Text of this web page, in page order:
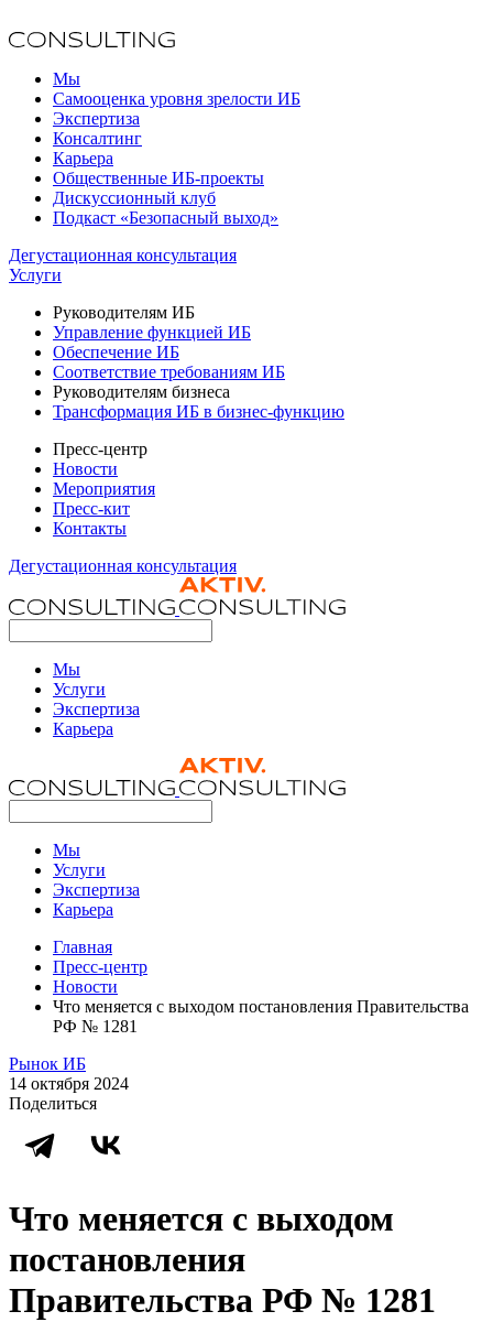
Мы
Самооценка уровня зрелости ИБ
Экспертиза
Консалтинг
Карьера
Общественные ИБ-проекты
Дискуссионный клуб
Подкаст «Безопасный выход»
Дегустационная консультация
Услуги
Руководителям ИБ
Управление функцией ИБ
Обеспечение ИБ
Соответствие требованиям ИБ
Руководителям бизнеса
Трансформация ИБ в бизнес-функцию
Пресс-центр
Новости
Мероприятия
Пресс-кит
Контакты
Дегустационная консультация
Мы
Услуги
Экспертиза
Карьера
Мы
Услуги
Экспертиза
Карьера
Главная
Пресс-центр
Новости
Что меняется с выходом постановления Правительства
РФ № 1281
Рынок ИБ
14 октября 2024
Поделиться
Что меняется с выходом
постановления
Правительства РФ № 1281